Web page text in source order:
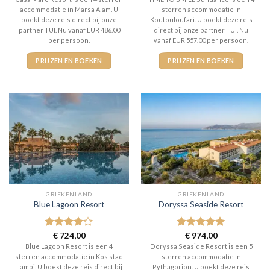
accommodatie in Marsa Alam. U
boekt deze reis direct bij onze
partner TUI. Nu vanaf EUR 486.00
per persoon.
PRIJZEN EN BOEKEN
sterren accommodatie in
Koutouloufari. U boekt deze reis
direct bij onze partner TUI. Nu
vanaf EUR 557.00 per persoon.
PRIJZEN EN BOEKEN
GRIEKENLAND
Blue Lagoon Resort
Gewaardeerd
4uit 5
€724,00
Blue Lagoon Resort is een 4
sterren accommodatie in Kos stad
Lambi. U boekt deze reis direct bij
GRIEKENLAND
Doryssa Seaside Resort
Gewaardeerd
5uit 5
€974,00
Doryssa Seaside Resort is een 5
sterren accommodatie in
Pythagorion. U boekt deze reis